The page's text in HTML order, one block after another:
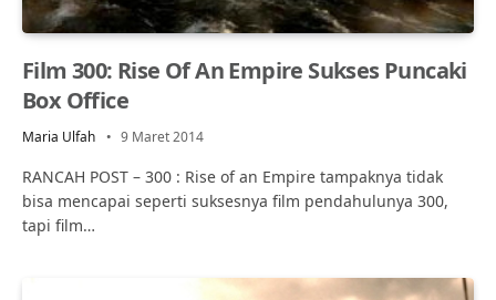
Film 300: Rise Of An Empire Sukses Puncaki
Box Office
Maria Ulfah 9 Maret 2014
RANCAH POST – 300 : Rise of an Empire tampaknya tidak
bisa mencapai seperti suksesnya film pendahulunya 300,
tapi film…